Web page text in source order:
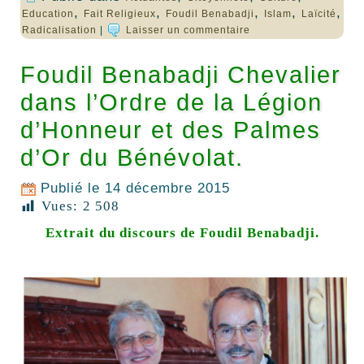
Education , Fait Religieux, Foudil Benabadji , Islam, Laïcité ,
Radicalisation Laisser un commentaire
Foudil Benabadji Chevalier
dans l’Ordre de la Légion
d’Honneur et des Palmes
d’Or du Bénévolat.
Publié le 14 décembre 2015
Vues: 2 508
Extrait du discours de Foudil Benabadji.